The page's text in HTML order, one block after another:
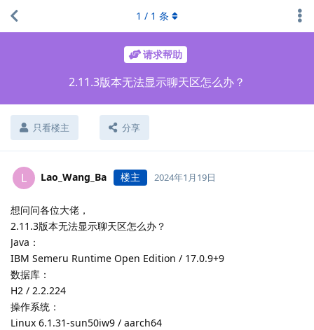
请求帮助
2.11.3版本无法显示聊天区怎么办？
只看楼主 分享
1 / 1 条
L Lao_Wang_Ba 楼主 2024年1月19日
想问问各位大佬，
2.11.3版本无法显示聊天区怎么办？
Java：
IBM Semeru Runtime Open Edition / 17.0.9+9
数据库：
H2 / 2.2.224
操作系统：
Linux 6.1.31-sun50iw9 / aarch64